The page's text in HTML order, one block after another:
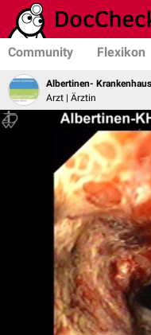
Community Flexikon
Albertinen- Krankenhaus
Arzt | Ärztin